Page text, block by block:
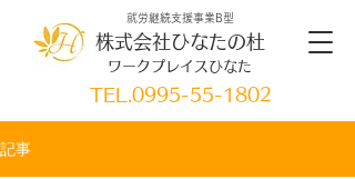
就労継続支援事業B型
株式会社ひなたの杜
ワークプレイスひなた
TEL. 0995-55-1802
記事